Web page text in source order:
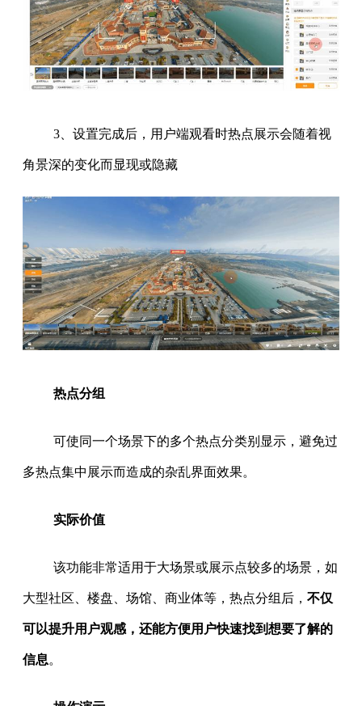
3、设置完成后，用户端观看时热点展示会随着视
角景深的变化而显现或隐藏
热点分组
可使同一个场景下的多个热点分类别显示，避免过
多热点集中展示而造成的杂乱界面效果。
实际价值
该功能非常适用于大场景或展示点较多的场景，如
大型社区、楼盘、场馆、商业体等，热点分组后， 不仅
可以提升用户观感，还能方便用户快速找到想要了解的
信息。